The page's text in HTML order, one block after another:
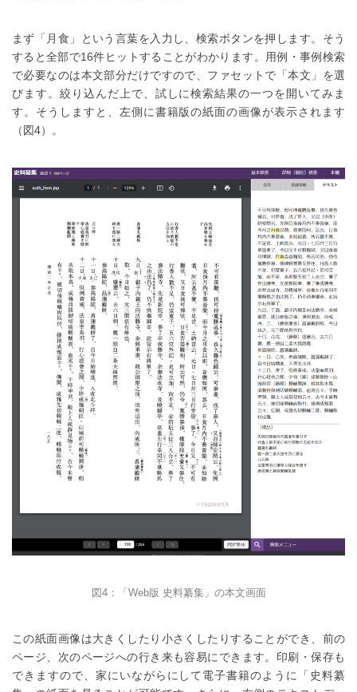
まず「月食」という言葉を入力し、検索ボタンを押します。そう
すると全部で16件ヒットすることがわかります。用例・事例検索
で必要なのは本文部分だけですので、ファセットで「本文」を選
びます。絞り込んだ上で、試しに検索結果の一つを開いてみま
す。そうしますと、左側に書籍版の紙面の画像が表示されます
（図4）。
図4：「Web版 史料纂集」の本文画面
この紙面画像は大きくしたり小さくしたりすることができ、前の
ページ、次のページへの行き来も容易にできます。印刷・保存も
できますので、家にいながらにして電子書籍のように「史料纂